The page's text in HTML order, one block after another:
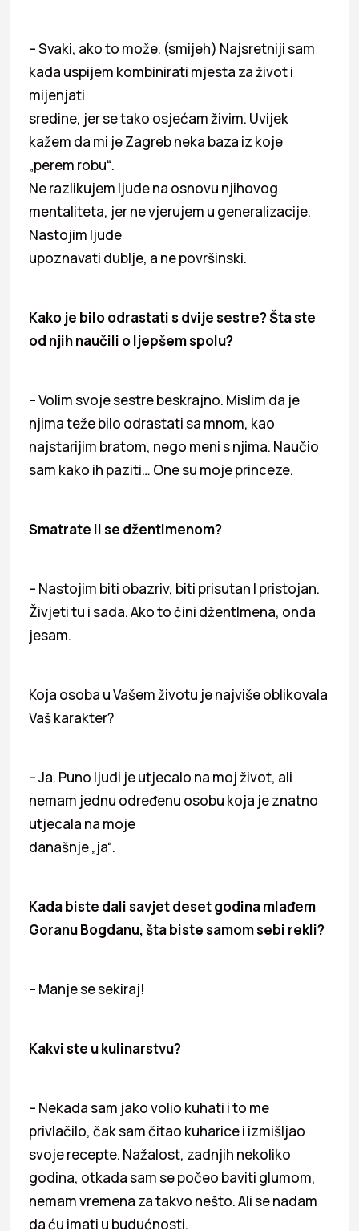
– Svaki, ako to može. (smijeh) Najsretniji sam
kada uspijem kombinirati mjesta za život i
mijenjati
sredine, jer se tako osjećam živim. Uvijek
kažem da mi je Zagreb neka baza iz koje
„perem robu“.
Ne razlikujem ljude na osnovu njihovog
mentaliteta, jer ne vjerujem u generalizacije.
Nastojim ljude
upoznavati dublje, a ne površinski.
Kako je bilo odrastati s dvije sestre? Šta ste
od njih naučili o ljepšem spolu?
– Volim svoje sestre beskrajno. Mislim da je
njima teže bilo odrastati sa mnom, kao
najstarijim bratom, nego meni s njima. Naučio
sam kako ih paziti… One su moje princeze.
Smatrate li se džentlmenom?
– Nastojim biti obazriv, biti prisutan I pristojan.
Živjeti tu i sada. Ako to čini džentlmena, onda
jesam.
Koja osoba u Vašem životu je najviše oblikovala
Vaš karakter?
– Ja. Puno ljudi je utjecalo na moj život, ali
nemam jednu određenu osobu koja je znatno
utjecala na moje
današnje „ja“.
Kada biste dali savjet deset godina mlađem
Goranu Bogdanu, šta biste samom sebi rekli?
– Manje se sekiraj!
Kakvi ste u kulinarstvu?
– Nekada sam jako volio kuhati i to me
privlačilo, čak sam čitao kuharice i izmišljao
svoje recepte. Nažalost, zadnjih nekoliko
godina, otkada sam se počeo baviti glumom,
nemam vremena za takvo nešto. Ali se nadam
da ću imati u budućnosti.